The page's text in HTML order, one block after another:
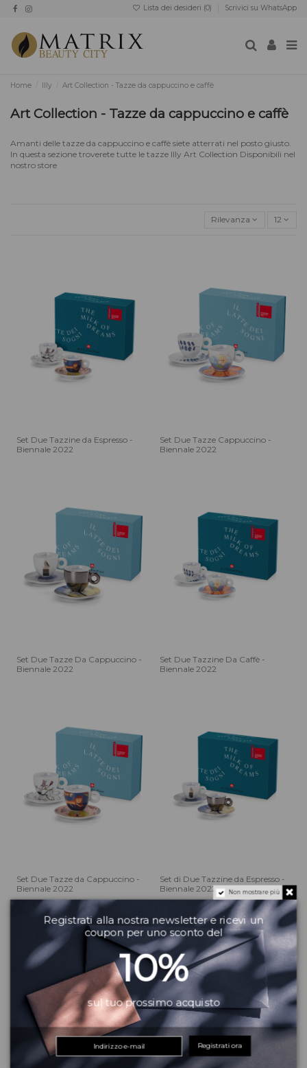
Lista dei desideri (0) Scrivici su WhatsApp
Home Illy Art Collection - Tazze da cappuccino e caffè
Art Collection - Tazze da cappuccino e caffè
Amanti delle tazze da cappuccino e caffè siete atterrati nel posto giusto.
In questa sezione troverete tutte le tazze Illy Art Collection Disponibili nel
nostro store
Rilevanza 12
Set Due Tazzine da Espresso -
Biennale 2022
Set Due Tazze Cappuccino -
Biennale 2022
Set Due Tazze Da Cappuccino -
Biennale 2022
Set Due Tazzine Da Caffè -
Biennale 2022
Set Due Tazze da Cappuccino -
Biennale 2022
Set di Due Tazzine da Espresso -
Biennale 2022
Non mostrare più
Registrati alla nostra newsletter e ricevi un
coupon per uno sconto del
10%
sul tuo prossimo acquisto
Registrati ora